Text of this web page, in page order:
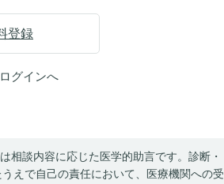
登録
ログインへ
相談内容に応じた医学的助言です。診断・
えで自己の責任において、医療機関への受